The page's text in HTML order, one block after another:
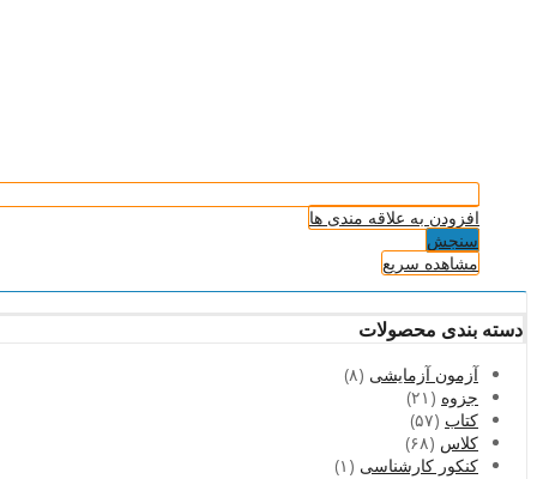
افزودن به علاقه مندی ها
سنجش
مشاهده سریع
دسته بندی محصولات
آزمون آزمایشی (۸)
جزوه (۲۱)
کتاب (۵۷)
کلاس (۶۸)
کنکور کارشناسی (۱)